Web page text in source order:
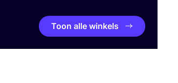
Toon alle winkels